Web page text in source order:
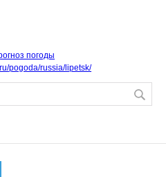
погоды
pogoda/russia/lipetsk/